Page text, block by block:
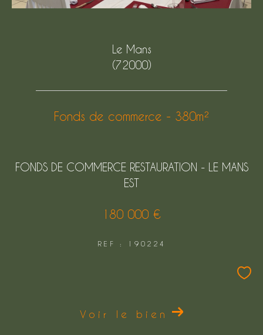
Le Mans
(72000)
Fonds de commerce - 380m²
FONDS DE COMMERCE RESTAURATION - LE MANS
EST
180 000 €
REF : 190224
Voir le bien